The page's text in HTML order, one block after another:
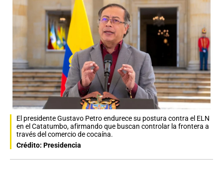
El presidente Gustavo Petro endurece su postura contra el ELN
en el Catatumbo, afirmando que buscan controlar la frontera a
través del comercio de cocaína.
Crédito: Presidencia